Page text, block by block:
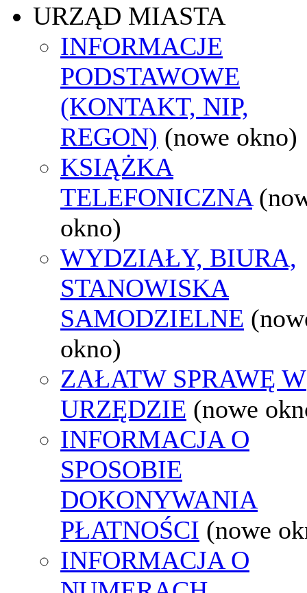
URZĄD MIASTA
INFORMACJE
PODSTAWOWE
(KONTAKT, NIP,
REGON) (nowe okno)
KSIĄŻKA
TELEFONICZNA
okno)
WYDZIAŁY, BIURA,
STANOWISKA
SAMODZIELNE
okno)
ZAŁATW SPRAWĘ W
URZĘDZIE (nowe
INFORMACJA O
SPOSOBIE
DOKONYWANIA
PŁATNOŚCI (nowe
INFORMACJA O